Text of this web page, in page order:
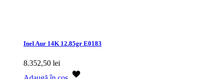
Inel Aur 14K 12.85gr E0183
8.352,50 lei